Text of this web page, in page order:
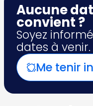
Aucune
convient ?
Soyez
dates à venir.
Me tenir